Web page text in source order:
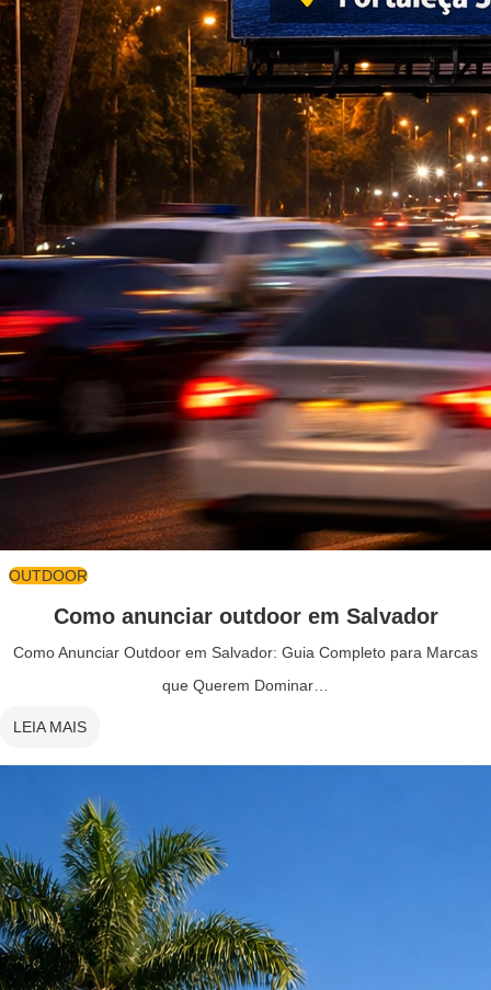
OUTDOOR
Como anunciar outdoor em Salvador
Como Anunciar Outdoor em Salvador: Guia Completo para Marcas
que Querem Dominar…
LEIA MAIS